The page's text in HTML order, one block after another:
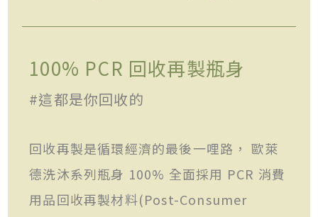
100% PCR 回收再製瓶身
#這都是你回收的
回收再製是循環經濟的最後一哩路， 歐萊
德洗沐系列瓶身 100% 全面採用 PCR 消費
用品回收再製材料(Post-Consumer